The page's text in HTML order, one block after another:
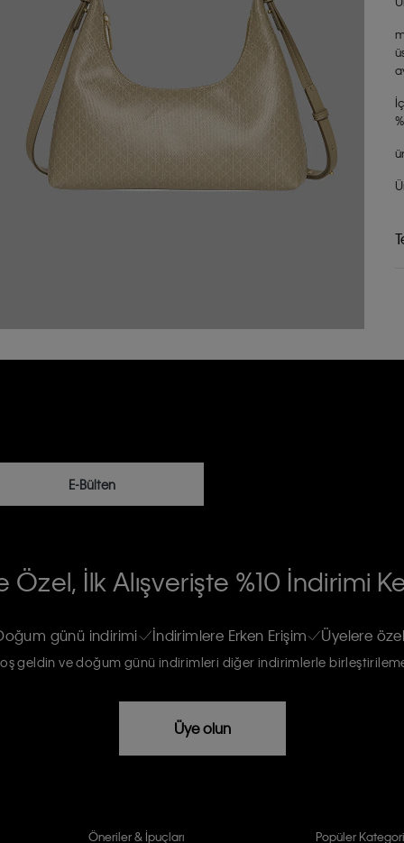
E-Bülten
ve güncel ürün,
Özel, İlk Alışverişte %10 İndirimi
günü indirimi İndirimlere Erken Erişim Üyelere
geldin ve doğum günü indirimleri diğer indirimlerle
Üye olun
Öneriler & İpuçları Popüler